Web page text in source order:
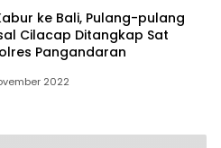
ke Bali, Pulang-pulang
Cilacap Ditangkap Sat
Pangandaran
2022